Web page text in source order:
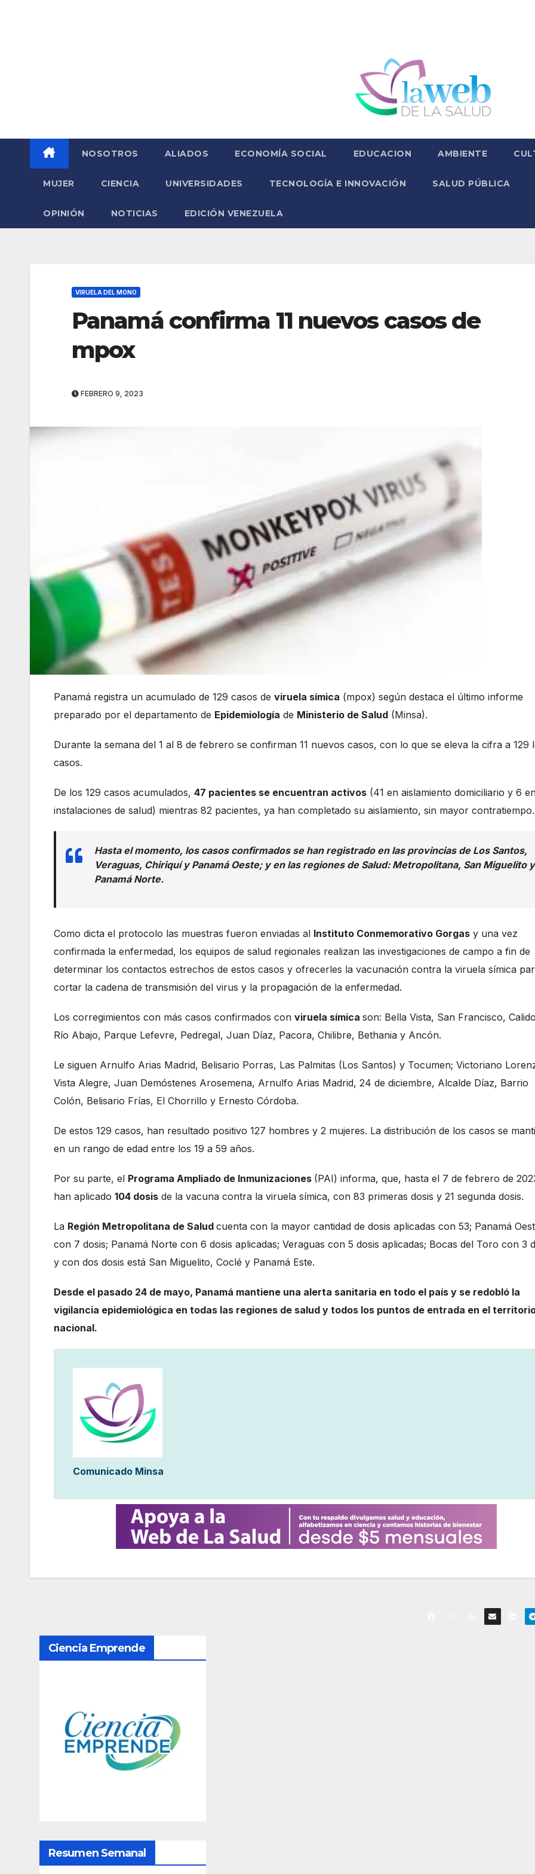
NOSOTROS ALIADOS ECONOMÍA SOCIAL EDUCACION AMBIENTE
MUJER CIENCIA UNIVERSIDADES TECNOLOGÍA E INNOVACIÓN SALUD PÚBLICA
OPINIÓN NOTICIAS EDICIÓN VENEZUELA
VIRUELA DEL MONO
Panamá confirma 11 nuevos casos de
mpox
FEBRERO 9, 2023
Panamá registra un acumulado de 129 casos de viruela símica (mpox) según destaca el último informe
preparado por el departamento de Epidemiología de Ministerio de Salud (Minsa).
Durante la semana del 1 al 8 de febrero se confirman 11 nuevos casos, con lo que se eleva la cifra a 129
casos.
De los 129 casos acumulados, 47 pacientes se encuentran activos (41 en aislamiento domiciliario y 6
instalaciones de salud) mientras 82 pacientes, ya han completado su aislamiento, sin mayor contratiempo.
Hasta el momento, los casos confirmados se han registrado en las provincias de Los Santos,
Veraguas, Chiriquí y Panamá Oeste; y en las regiones de Salud: Metropolitana, San Miguelito y
Panamá Norte.
Como dicta el protocolo las muestras fueron enviadas al Instituto Conmemorativo Gorgas y una vez
confirmada la enfermedad, los equipos de salud regionales realizan las investigaciones de campo a fin de
determinar los contactos estrechos de estos casos y ofrecerles la vacunación contra la viruela símica
cortar la cadena de transmisión del virus y la propagación de la enfermedad.
Los corregimientos con más casos confirmados con viruela símica son: Bella Vista, San Francisco,
Río Abajo, Parque Lefevre, Pedregal, Juan Díaz, Pacora, Chilibre, Bethania y Ancón.
Le siguen Arnulfo Arias Madrid, Belisario Porras, Las Palmitas (Los Santos) y Tocumen; Victoriano
Vista Alegre, Juan Demóstenes Arosemena, Arnulfo Arias Madrid, 24 de diciembre, Alcalde Díaz, Barrio
Colón, Belisario Frías, El Chorrillo y Ernesto Córdoba.
De estos 129 casos, han resultado positivo 127 hombres y 2 mujeres. La distribución de los casos se
en un rango de edad entre los 19 a 59 años.
Por su parte, el Programa Ampliado de Inmunizaciones (PAI) informa, que, hasta el 7 de febrero de
han aplicado 104 dosis de la vacuna contra la viruela símica, con 83 primeras dosis y 21 segunda dosis.
La Región Metropolitana de Salud cuenta con la mayor cantidad de dosis aplicadas con 53; Panamá
con 7 dosis; Panamá Norte con 6 dosis aplicadas; Veraguas con 5 dosis aplicadas; Bocas del Toro con 3
y con dos dosis está San Miguelito, Coclé y Panamá Este.
Desde el pasado 24 de mayo, Panamá mantiene una alerta sanitaria en todo el país y se redobló la
vigilancia epidemiológica en todas las regiones de salud y todos los puntos de entrada en el
nacional.
Comunicado Minsa
ó
n
Ciencia Emprende
Resumen Semanal